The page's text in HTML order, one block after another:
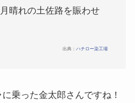
晴れの土佐路を賑わせ
出典： ハチロー染工場
乗った金太郎さんですね！